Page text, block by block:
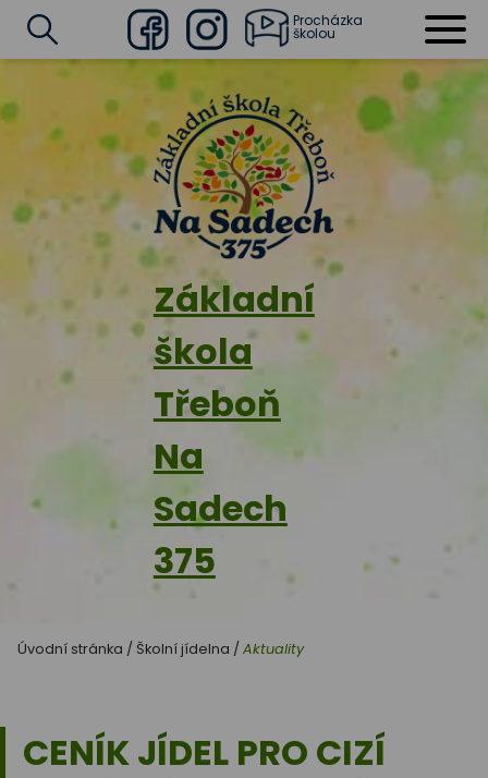
Základní
škola
Třeboň
Na
Sadech
375
FacebookInstagram
Procházka
školou
Úvodní stránka / Školní jídelna / Aktuality
CENÍK JÍDEL PRO CIZÍ